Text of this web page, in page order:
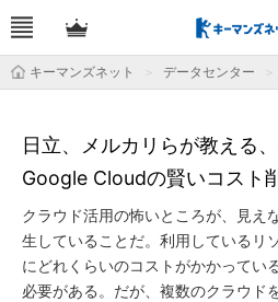
キーマンズネット データセンター
日立、メルカリらが教える
Google Cloudの賢いコスト
クラウド活用の怖いところが、見え
生していることだ。利用しているリ
にどれくらいのコストがかかってい
必要がある。だが、複数のクラウド